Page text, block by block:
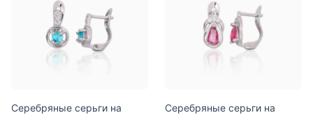
Серебряные серьги на
Серебряные серьги на